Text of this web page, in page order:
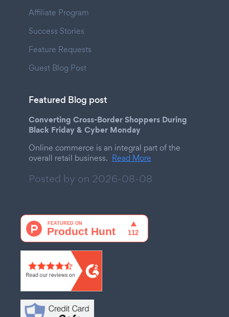
Affiliate Program
Success Stories
Feature Requests
Guest Blog Post
Featured Blog post
Converting Cross-Border Shoppers During
Black Friday & Cyber Monday
Online commerce is an integral part of the
overall retail business. Read More
Posted by on 2026-08-08